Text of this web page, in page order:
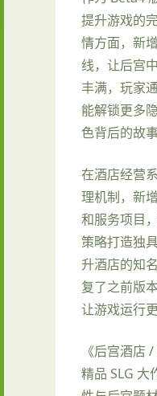
提升游戏的
情方面，新
线，让后宫
丰满，玩家
能解锁更多
色背后的故事
在酒店经营
理机制，新
和服务项目
策略打造独
升酒店的知
复了之前版
让游戏运行
《后宫酒店
精品 SLG 大